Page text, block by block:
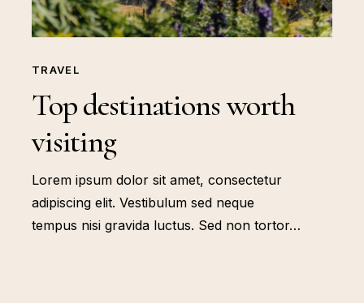
TRAVEL
Top destinations worth
visiting
Lorem ipsum dolor sit amet, consectetur
adipiscing elit. Vestibulum sed neque
tempus nisi gravida luctus. Sed non tortor…